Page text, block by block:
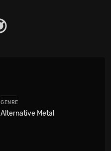
GENRE
Alternative Metal